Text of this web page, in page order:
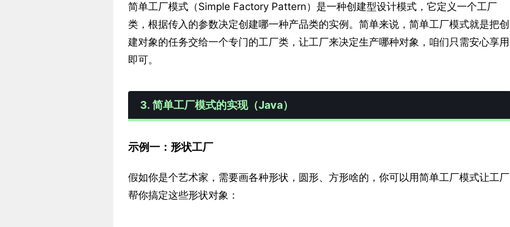
简单工厂模式（Simple Factory Pattern）是一种创建型设计模式，它定义一个工厂
类，根据传入的参数决定创建哪一种产品类的实例。简单来说，简单工厂模式就是把创
建对象的任务交给一个专门的工厂类，让工厂来决定生产哪种对象，咱们只需安心享用
即可。
3. 简单工厂模式的实现（Java）
示例一：形状工厂
假如你是个艺术家，需要画各种形状，圆形、方形啥的，你可以用简单工厂模式让工厂
帮你搞定这些形状对象：